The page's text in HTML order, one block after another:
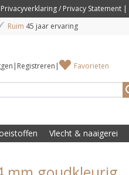
Privacyverklaring / Privacy Statement |
Ruim 45 jaar ervaring
| Registreren | Favorieten
Vlecht & naaigerei